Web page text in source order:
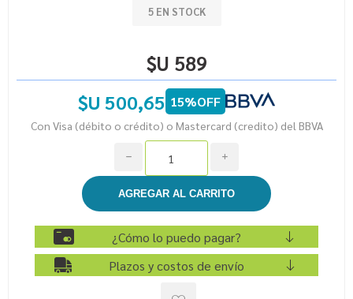
5 EN STOCK
$U 589
$U 500,65 15%OFF
Con Visa (débito o crédito) o Mastercard (credito) del BBVA
i
h
¿Cómo lo puedo pagar?
Plazos y costos de envío